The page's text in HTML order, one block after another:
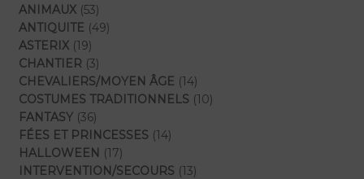
produits
ANIMAUX 5353
produits
ANTIQUITE 4949
ASTERIX 1919
produits
CHANTIER 33
produits
CHEVALIERS/MOYEN ÂGE 1414
produits
COSTUMES TRADITIONNELS 1010
FANTASY 3636
produits
FÉES ET PRINCESSES 1414
HALLOWEEN 1717
produits
INTERVENTION/SECOURS 1313